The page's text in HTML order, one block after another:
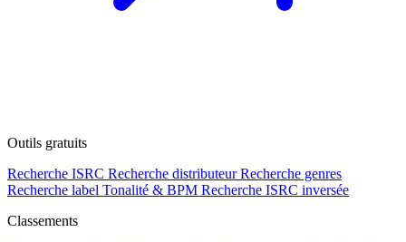
Outils gratuits
Recherche ISRC Recherche distributeur Recherche genres
Recherche label Tonalité & BPM Recherche ISRC inversée
Classements